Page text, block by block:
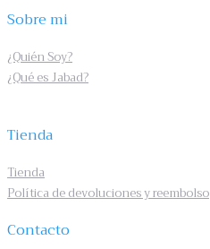
Sobre mi
¿Quién Soy?
¿Qué es Jabad?
Tienda
Tienda
Política de devoluciones y reembolso
Contacto